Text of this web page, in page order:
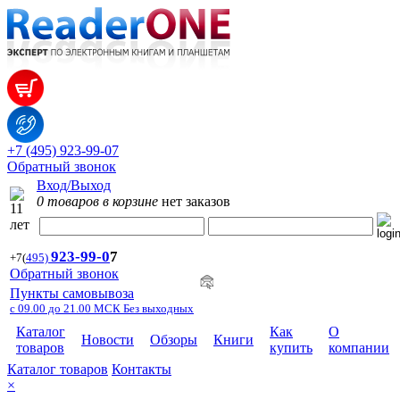
+7 (495) 923-99-07
Обратный звонок
Вход/Выход
0 товаров в корзине нет заказов
+7(495) 923-99-07
Обратный звонок
Пункты самовывоза
с 09.00 до 21.00 МСК Без выходных
Каталог
товаров
Новости Обзоры Книги
Как
купить
О
компании
Каталог товаров Контакты
×